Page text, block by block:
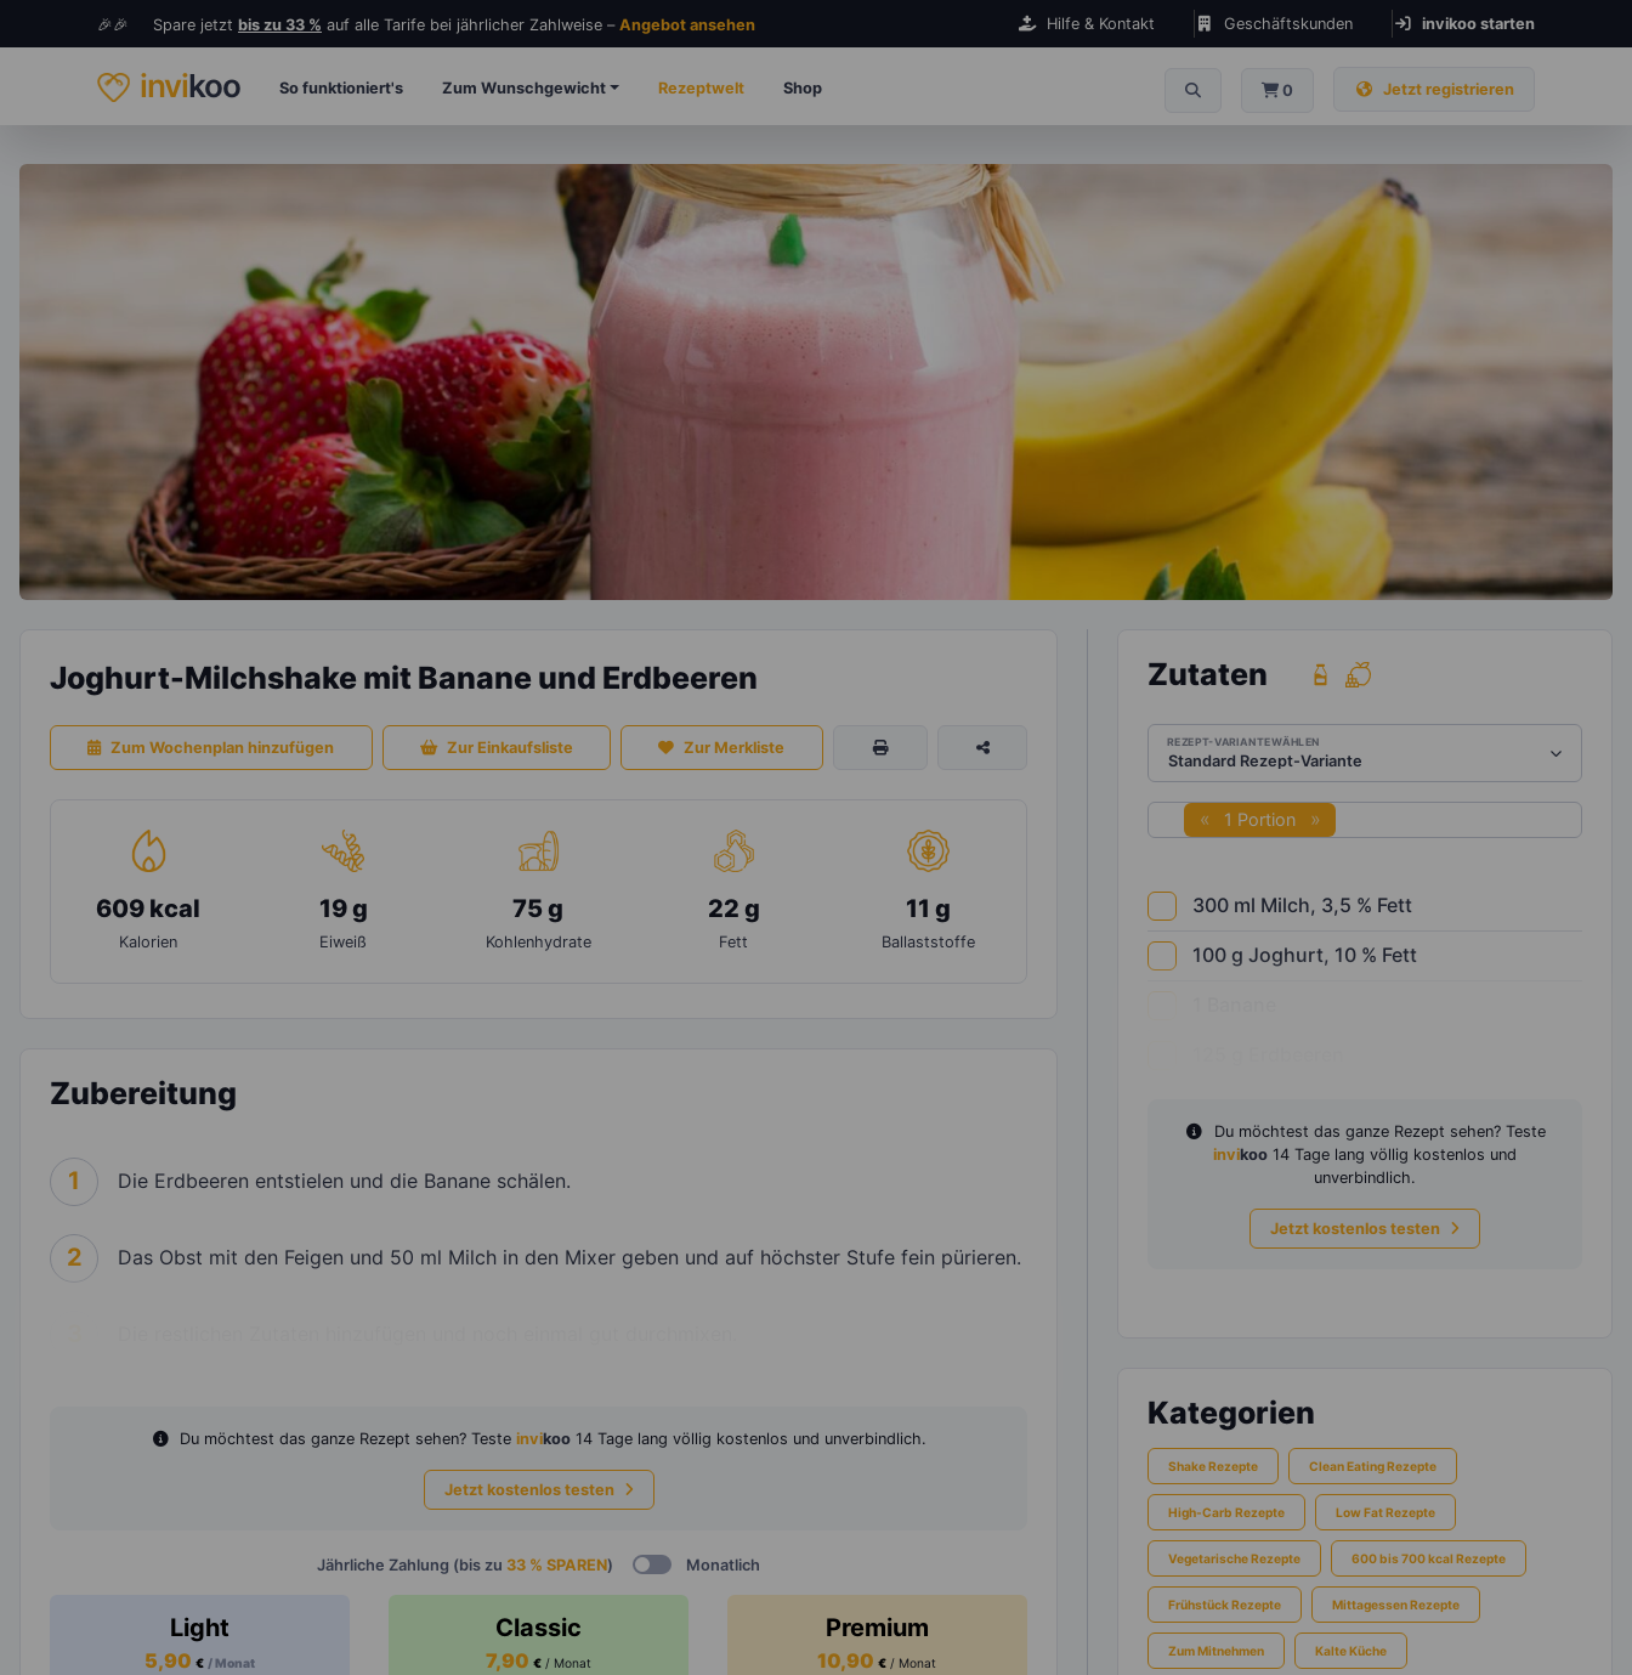
🎉🎉 Spare jetzt bis zu 33 % auf alle Tarife bei jährlicher Zahlweise – Angebot ansehen Hilfe & Kontakt Geschäftskunden invikoo starten
invikoo So funktioniert's Zum Wunschgewicht Rezeptwelt Shop 0 Jetzt registrieren
Joghurt-Milchshake mit Banane und Erdbeeren
Zum Wochenplan hinzufügen Zur Einkaufsliste Zur Merkliste
609 kcal
Kalorien
19 g
Eiweiß
75 g
Kohlenhydrate
22 g
Fett
11 g
Ballaststoffe
Zubereitung
1 Die Erdbeeren entstielen und die Banane schälen.
2 Das Obst mit den Feigen und 50 ml Milch in den Mixer geben und auf höchster Stufe fein pürieren.
Du möchtest das ganze Rezept sehen? Teste invikoo 14 Tage lang völlig kostenlos und unverbindlich.
Jetzt kostenlos testen
Jährliche Zahlung (bis zu 33 % SPAREN) Monatlich
Light
5,90 € / Monat
Classic
7,90 € / Monat
Premium
10,90€ / Monat
Zutaten
REZEPT-VARIANTE WÄHLEN
1 Portion
300 ml Milch, 3,5 % Fett
100 g Joghurt, 10 % Fett
Du möchtest das ganze Rezept sehen? Teste
invikoo 14 Tage lang völlig kostenlos und
unverbindlich.
Jetzt kostenlos testen
Kategorien
Shake Rezepte Clean Eating Rezepte
High-Carb Rezepte Low Fat Rezepte
Vegetarische Rezepte 600 bis 700 kcal Rezepte
Frühstück Rezepte Mittagessen Rezepte
Zum Mitnehmen Kalte Küche